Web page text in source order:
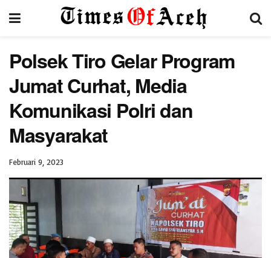
Polsek Tiro Gelar Program
Jumat Curhat, Media
Komunikasi Polri dan
Masyarakat
Februari 9, 2023